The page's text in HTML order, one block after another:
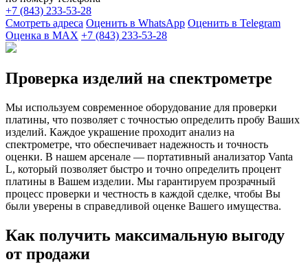
+7 (843) 233-53-28
Смотреть адреса Оценить в WhatsApp Оценить в Telegram
Оценка в MAX +7 (843) 233-53-28
Проверка изделий на спектрометре
Мы используем современное оборудование для проверки
платины, что позволяет с точностью определить пробу Ваших
изделий. Каждое украшение проходит анализ на
спектрометре, что обеспечивает надежность и точность
оценки. В нашем арсенале — портативный анализатор Vanta
L, который позволяет быстро и точно определить процент
платины в Вашем изделии. Мы гарантируем прозрачный
процесс проверки и честность в каждой сделке, чтобы Вы
были уверены в справедливой оценке Вашего имущества.
Как получить максимальную выгоду
от продажи